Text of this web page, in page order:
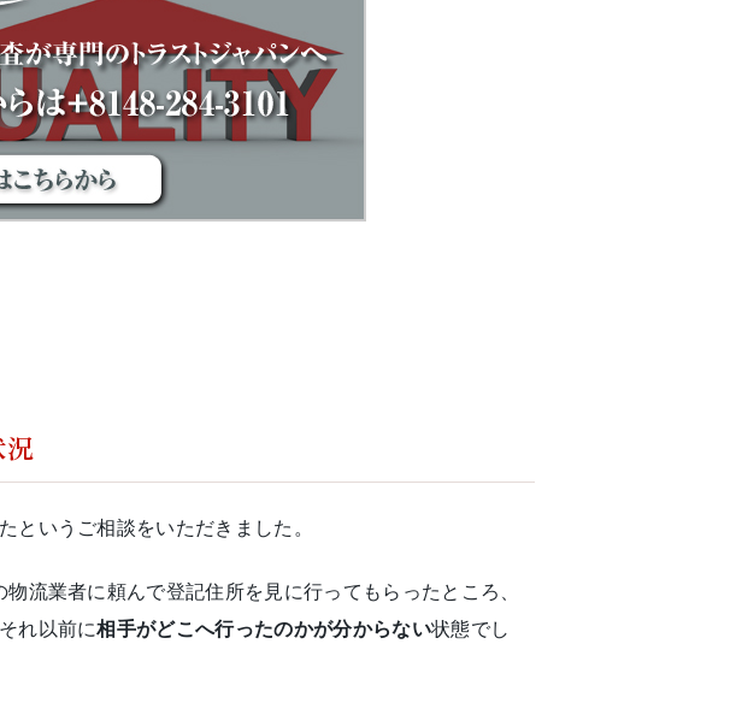
というご相談をいただきました。
流業者に頼んで登記住所を見に行ってもらったところ、
れ以前に相手がどこへ行ったのかが分からない状態でし